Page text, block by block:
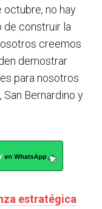
octubre, no hay
de construir la
creemos
demostrar
para nosotros
Bernardino y
estratégica